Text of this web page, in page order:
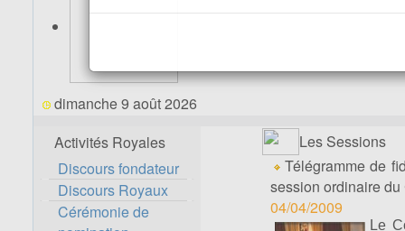
dimanche 9 août 2026
Activités Royales
Discours fondateur
Discours Royaux
Cérémonie de
Les Sessions
Télégramme de
session ordinaire du
04/04/2009
Le